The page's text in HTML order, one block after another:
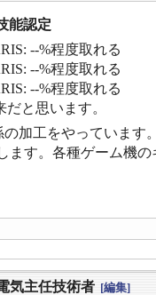
能認定
--%程度取れる
--%程度取れる
--%程度取れる
と思います。
加工をやっていま
ます。各種ゲーム機
気主任技術者 [編集]